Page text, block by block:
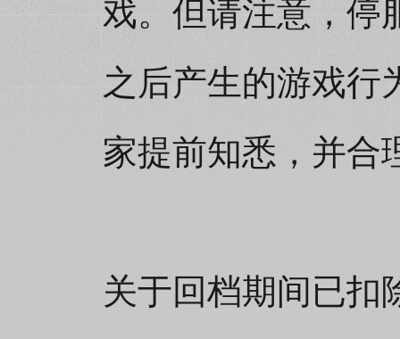
戏。但请注意，停
之后产生的游戏行
家提前知悉，并合
关于回档期间已扣